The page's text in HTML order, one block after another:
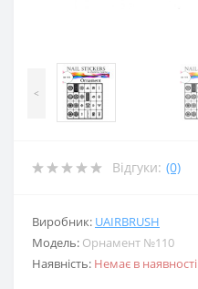
<
Відгуки: (0)
Виробник: UAIRBRUSH
Модель: Орнамент №110
Наявність: Немає в наявності